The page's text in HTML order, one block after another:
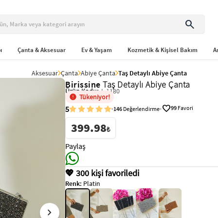
search
Çanta & Aksesuar Ev & Yaşam Kozmetik & Kişisel Bakım
Aksesuar Çanta Abiye Çanta Taş Detaylı Abiye Çanta
chevron_right
Birissine Taş Detaylı Abiye Çanta
Ürün Kodu: L-1180
Tükeniyor!
5 146 Değerlendirme favorite99 Favori
399.98₺
Paylaş
💖 300 kişi favoriledi
Renk: Platin